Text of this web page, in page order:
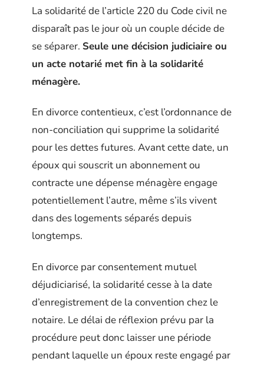
La solidarité de l’article 220 du Code civil ne
disparaît pas le jour où un couple décide de
se séparer. Seule une décision judiciaire ou
un acte notarié met fin à la solidarité
ménagère.
En divorce contentieux, c’est l’ordonnance de
non-conciliation qui supprime la solidarité
pour les dettes futures. Avant cette date, un
époux qui souscrit un abonnement ou
contracte une dépense ménagère engage
potentiellement l’autre, même s’ils vivent
dans des logements séparés depuis
longtemps.
En divorce par consentement mutuel
déjudiciarisé, la solidarité cesse à la date
d’enregistrement de la convention chez le
notaire. Le délai de réflexion prévu par la
procédure peut donc laisser une période
pendant laquelle un époux reste engagé par